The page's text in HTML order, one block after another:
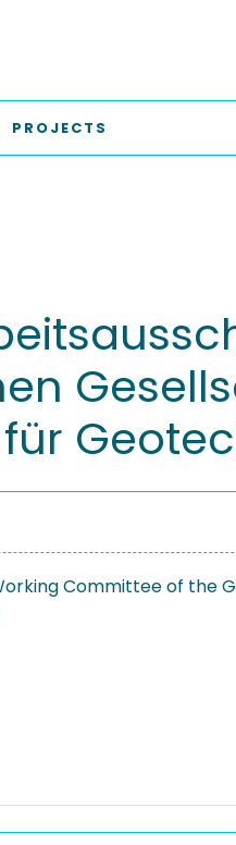
PROJECTS
Committee of the